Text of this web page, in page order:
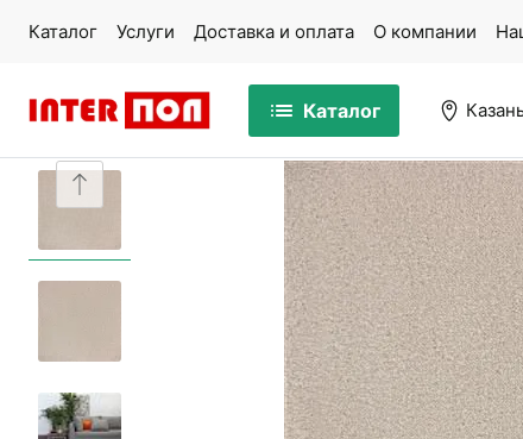
Каталог Услуги Доставка и оплата О компании
Каталог